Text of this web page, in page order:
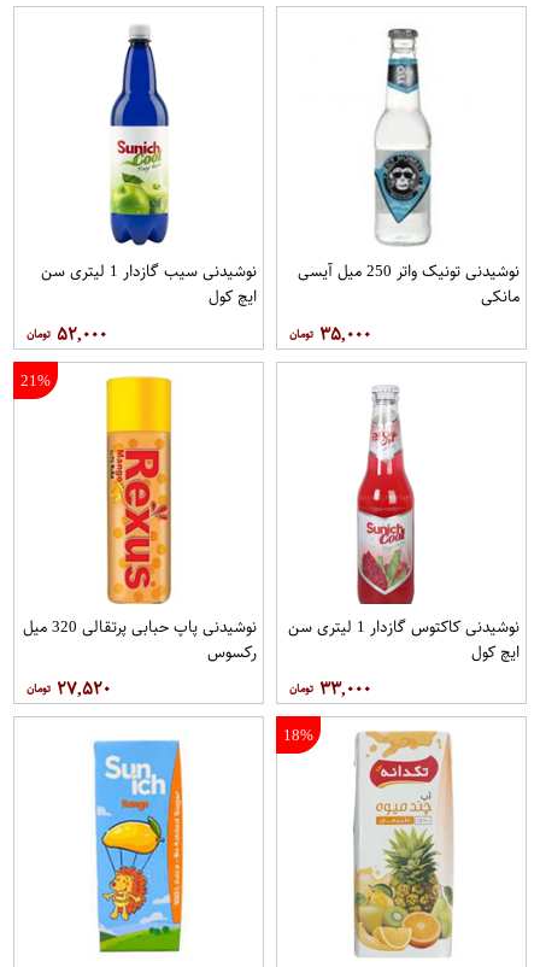
نوشیدنی تونیک واتر 250 میل آیسی
مانکی
۳۵,۰۰۰
نوشیدنی سیب گازدار 1 لیتری سن
ایچ کول
۵۲,۰۰۰
نوشیدنی کاکتوس گازدار 1 لیتری سن
ایچ کول
۳۳,۰۰۰
21%
نوشیدنی پاپ حبابی پرتقالی 320 میل
رکسوس
۲۷,۵۲۰
18%